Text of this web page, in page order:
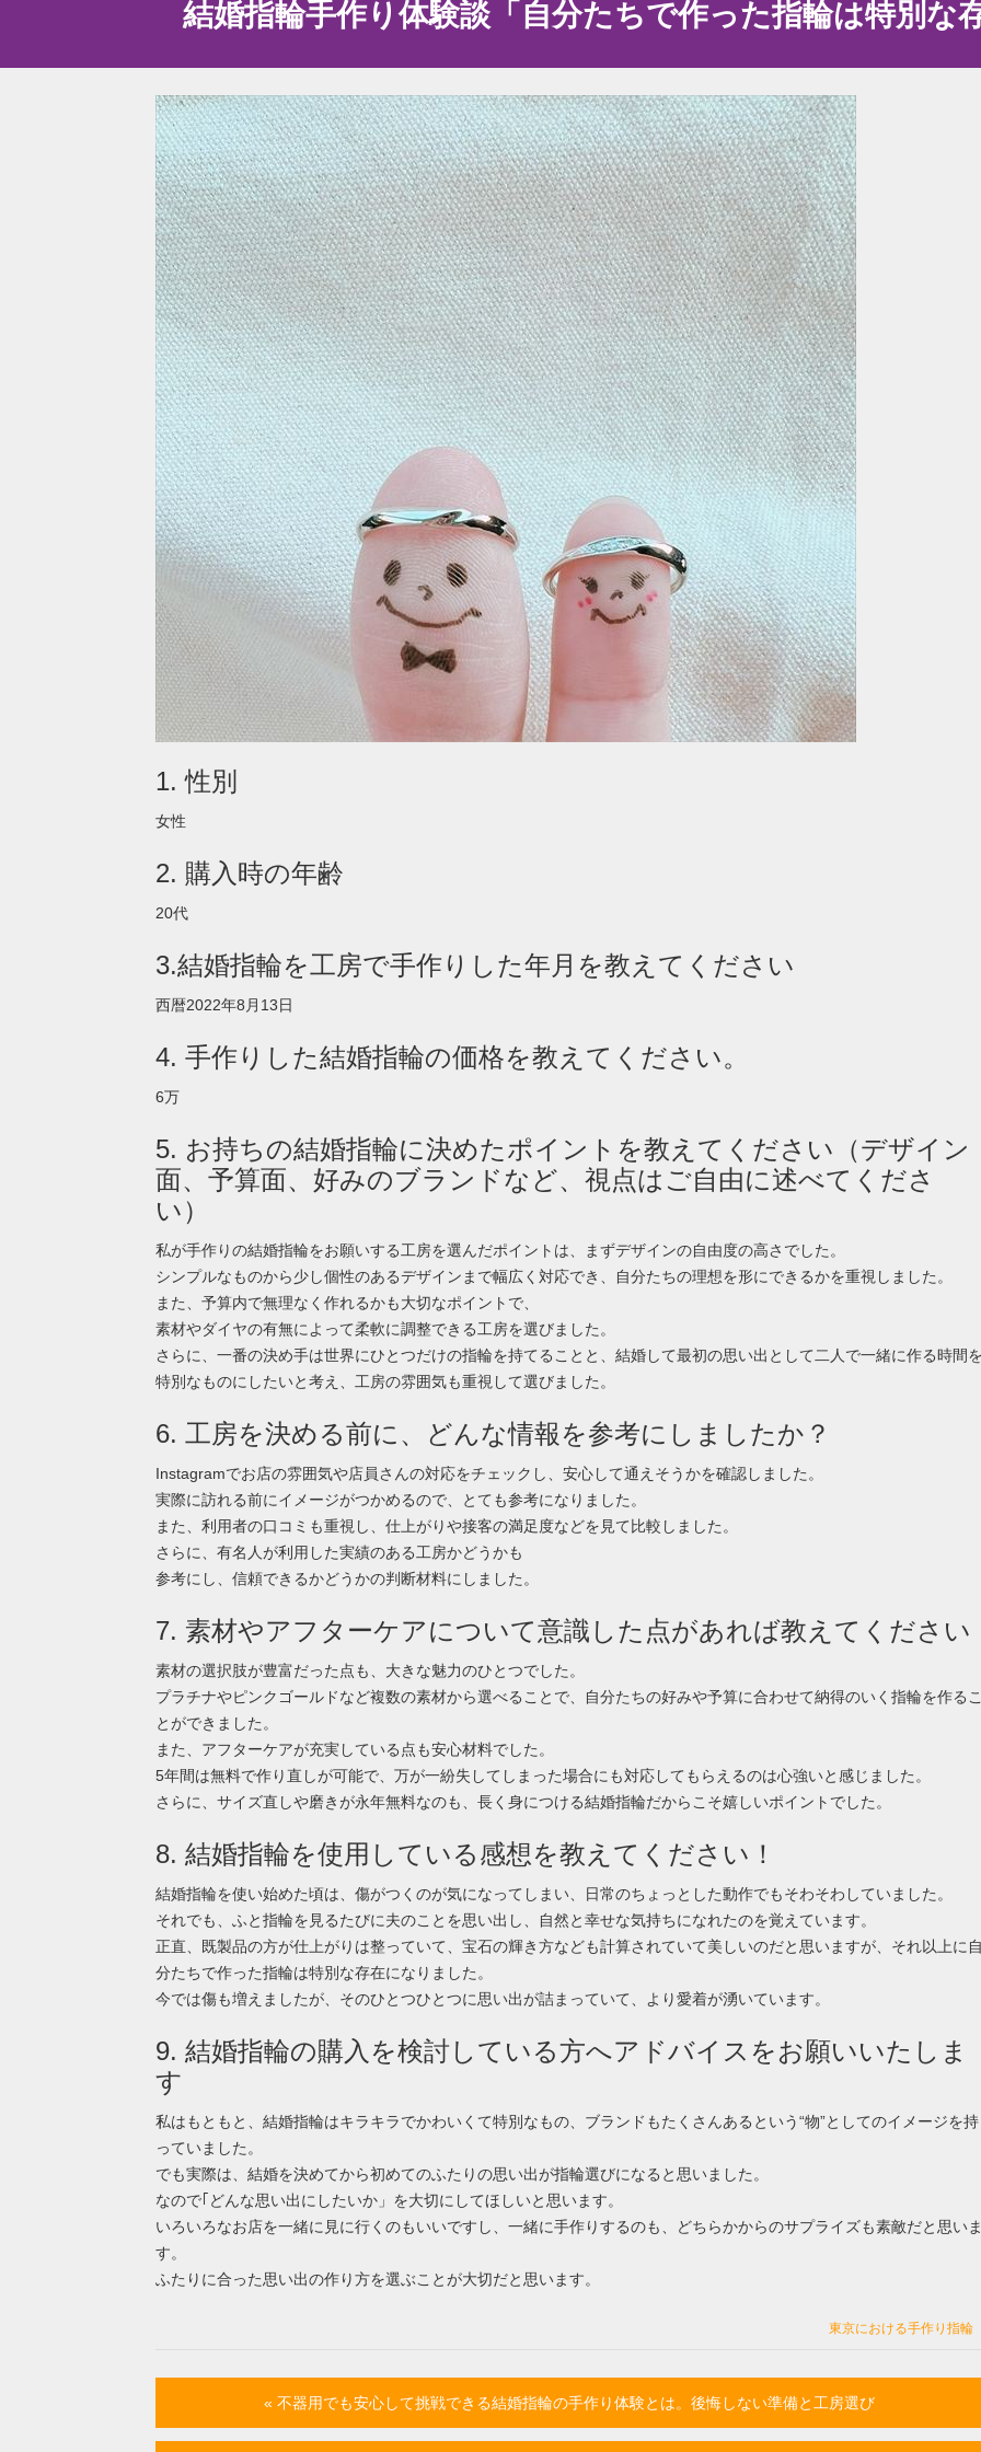
結婚指輪手作り体験談「自分たちで作った指輪は特別な
1. 性別
女性
2. 購入時の年齢
20代
3.結婚指輪を工房で手作りした年月を教えてください
西暦2022年8月13日
4. 手作りした結婚指輪の価格を教えてください。
6万
5. お持ちの結婚指輪に決めたポイントを教えてください（デザイン
面、予算面、好みのブランドなど、視点はご自由に述べてくださ
い）
私が手作りの結婚指輪をお願いする工房を選んだポイントは、まずデザインの自由度の高さでした。
シンプルなものから少し個性のあるデザインまで幅広く対応でき、自分たちの理想を形にできるかを重視しました。
また、予算内で無理なく作れるかも大切なポイントで、
素材やダイヤの有無によって柔軟に調整できる工房を選びました。
さらに、一番の決め手は世界にひとつだけの指輪を持てることと、結婚して最初の思い出として二人で一緒に作る時間
特別なものにしたいと考え、工房の雰囲気も重視して選びました。
6. 工房を決める前に、どんな情報を参考にしましたか？
Instagramでお店の雰囲気や店員さんの対応をチェックし、安心して通えそうかを確認しました。
実際に訪れる前にイメージがつかめるので、とても参考になりました。
また、利用者の口コミも重視し、仕上がりや接客の満足度などを見て比較しました。
さらに、有名人が利用した実績のある工房かどうかも
参考にし、信頼できるかどうかの判断材料にしました。
7. 素材やアフターケアについて意識した点があれば教えてください
素材の選択肢が豊富だった点も、大きな魅力のひとつでした。
プラチナやピンクゴールドなど複数の素材から選べることで、自分たちの好みや予算に合わせて納得のいく指輪を作る
とができました。
また、アフターケアが充実している点も安心材料でした。
5年間は無料で作り直しが可能で、万が一紛失してしまった場合にも対応してもらえるのは心強いと感じました。
さらに、サイズ直しや磨きが永年無料なのも、長く身につける結婚指輪だからこそ嬉しいポイントでした。
8. 結婚指輪を使用している感想を教えてください！
結婚指輪を使い始めた頃は、傷がつくのが気になってしまい、日常のちょっとした動作でもそわそわしていました。
それでも、ふと指輪を見るたびに夫のことを思い出し、自然と幸せな気持ちになれたのを覚えています。
正直、既製品の方が仕上がりは整っていて、宝石の輝き方なども計算されていて美しいのだと思いますが、それ以上に
分たちで作った指輪は特別な存在になりました。
今では傷も増えましたが、そのひとつひとつに思い出が詰まっていて、より愛着が湧いています。
9. 結婚指輪の購入を検討している方へアドバイスをお願いいたしま
す
私はもともと、結婚指輪はキラキラでかわいくて特別なもの、ブランドもたくさんあるという“物”としてのイメージを持
っていました。
でも実際は、結婚を決めてから初めてのふたりの思い出が指輪選びになると思いました。
なので｢どんな思い出にしたいか」を大切にしてほしいと思います。
いろいろなお店を一緒に見に行くのもいいですし、一緒に手作りするのも、どちらかからのサプライズも素敵だと思い
す。
ふたりに合った思い出の作り方を選ぶことが大切だと思います。
東京における手作り指輪
« 不器用でも安心して挑戦できる結婚指輪の手作り体験とは。後悔しない準備と工房選び